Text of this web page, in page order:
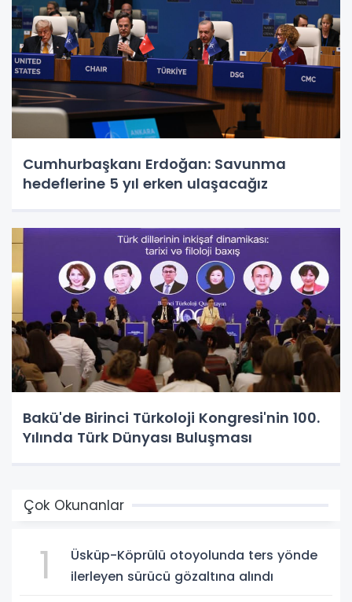
Cumhurbaşkanı Erdoğan: Savunma
hedeflerine 5 yıl erken ulaşacağız
Bakü'de Birinci Türkoloji Kongresi'nin 100.
Yılında Türk Dünyası Buluşması
Çok Okunanlar
1
Üsküp-Köprülü otoyolunda ters yönde
ilerleyen sürücü gözaltına alındı